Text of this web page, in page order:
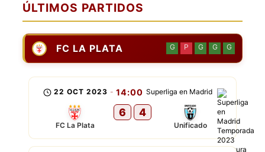
ÚLTIMOS PARTIDOS
FC LA PLATA G P G G G
Superliga en Madrid
22 OCT 2023 - 14:00
FC La Plata
6 4
Unificado